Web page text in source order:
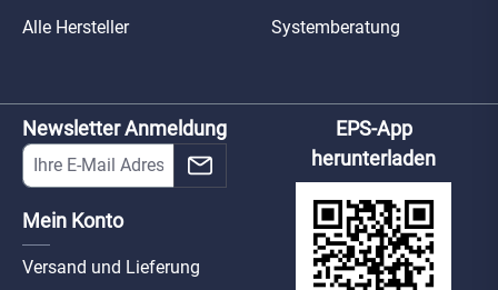
Alle Hersteller Systemberatung
Newsletter Anmeldung
Mein Konto
Versand und Lieferung
EPS-App
herunterladen